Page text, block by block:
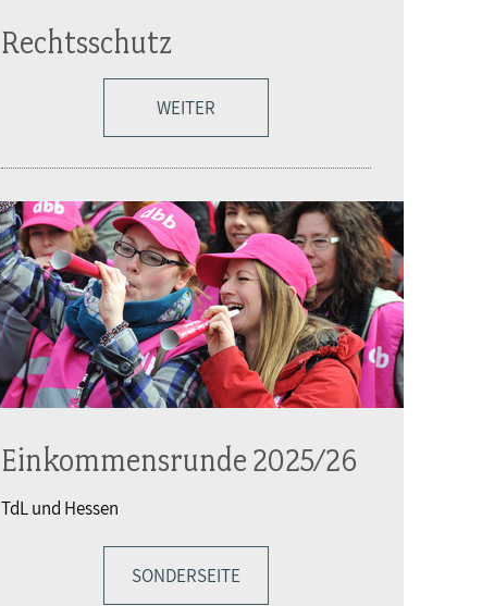
Rechtsschutz
WEITER
Einkommensrunde 2025/26
TdL und Hessen
SONDERSEITE